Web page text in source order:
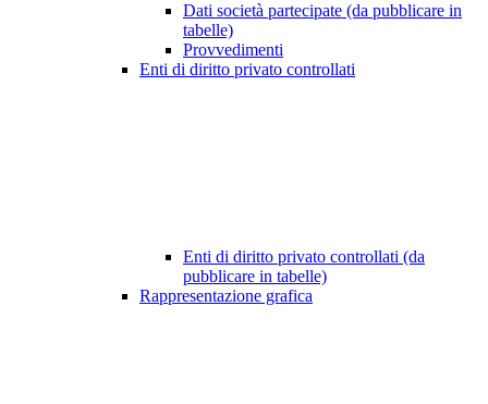
Dati società partecipate (da pubblicare in
tabelle)
Provvedimenti
Enti di diritto privato controllati
Enti di diritto privato controllati (da
pubblicare in tabelle)
Rappresentazione grafica